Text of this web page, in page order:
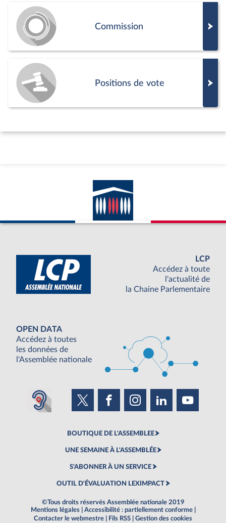
Commission
Positions de vote
LCP
Accédez à toute
l'actualité de
la Chaine Parlementaire
OPEN DATA
Accédez à toutes
les données de
l'Assemblée nationale
BOUTIQUE DE L'ASSEMBLEE
UNE SEMAINE À L'ASSEMBLÉE
S'ABONNER À UN SERVICE
OUTIL D'ÉVALUATION LEXIMPACT
©Tous droits réservés Assemblée nationale 2019
Mentions légales
Accessibilité : partiellement conforme
Contacter le webmestre
Fils RSS Gestion des cookies